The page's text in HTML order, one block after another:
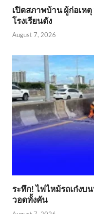
เปิดสภาพบ้าน ผู้ก่อเห
โรงเรียนดัง
August 7, 2026
ระทึก! ไฟไหม้รถเก๋งบ
วอดทั้งคัน